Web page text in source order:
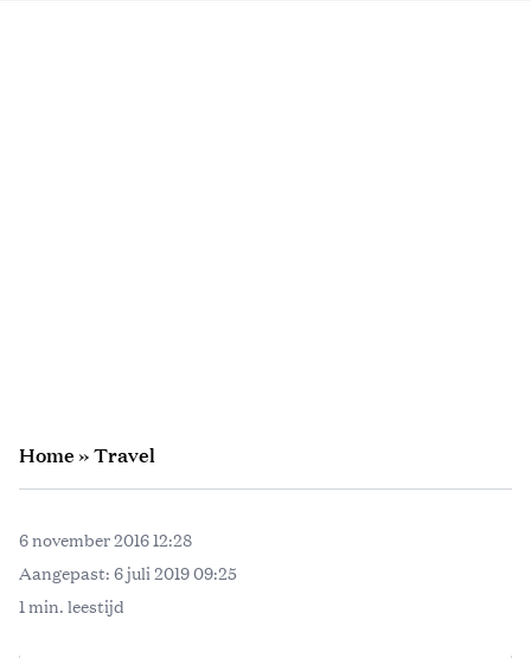
Home»Travel
6 november 2016 12:28
Aangepast: 6 juli 2019 09:25
1 min. leestijd